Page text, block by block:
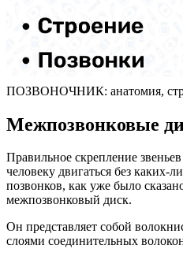
ПОЗВОНОЧНИК: анатомия,
Межпозвонковые
Правильное скрепление
человеку двигаться без каких-
позвонков, как уже было
межпозвонковый диск.
Он представляет собой
слоями соединительных